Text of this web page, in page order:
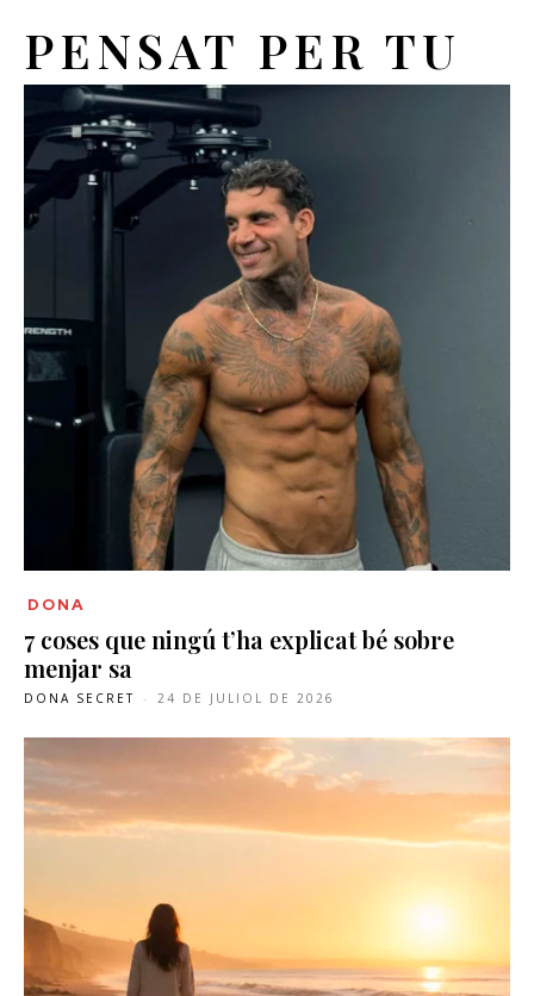
PENSAT PER TU
DONA
7 coses que ningú t’ha explicat bé sobre
menjar sa
DONA SECRET - 24 DE JULIOL DE 2026